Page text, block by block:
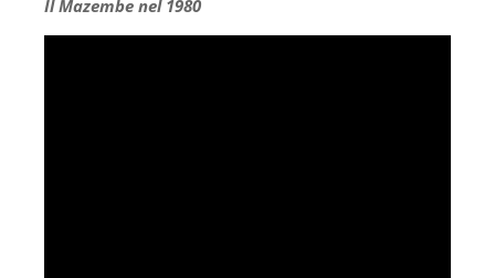
Il Mazembe nel 1980